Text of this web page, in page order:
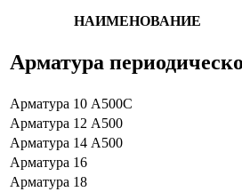
НАИМЕНОВАНИЕ
Арматура
Арматура 10 А500С
Арматура 12 А500
Арматура 14 А500
Арматура 16
Арматура 18